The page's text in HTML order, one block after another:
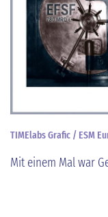
TIMElabs Grafic / ESM
Mit einem Mal war